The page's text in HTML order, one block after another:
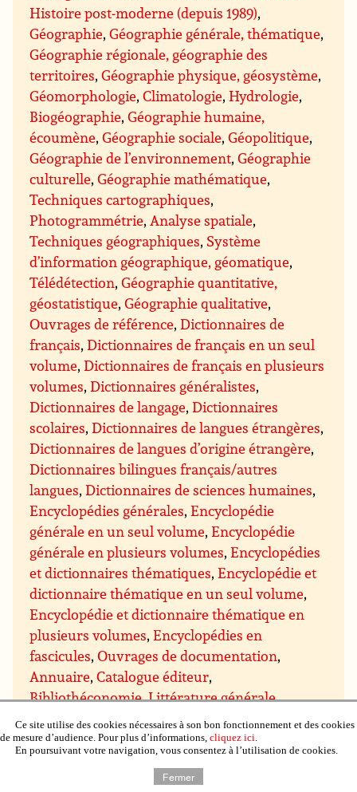
Histoire post-moderne (depuis 1989),
Géographie,Géographie générale, thématique,
Géographie régionale, géographie des
territoires,Géographie physique, géosystème,
Géomorphologie,Climatologie,Hydrologie,
Biogéographie,Géographie humaine,
écoumène,Géographie sociale,Géopolitique,
Géographie de l’environnement,Géographie
culturelle,Géographie mathématique,
Techniques cartographiques,
Photogrammétrie, Analyse spatiale,
Techniques géographiques, Système
d’information géographique, géomatique,
Télédétection,Géographie quantitative,
géostatistique,Géographie qualitative,
Ouvrages de référence,Dictionnaires de
français,Dictionnaires de français en un seul
volume,Dictionnaires de français en plusieurs
volumes,Dictionnaires généralistes,
Dictionnaires de langage,Dictionnaires
scolaires,Dictionnaires de langues étrangères,
Dictionnaires de langues d’origine étrangère,
Dictionnaires bilingues français/autres
langues,Dictionnaires de sciences humaines,
Encyclopédies générales,Encyclopédie
générale en un seul volume,Encyclopédie
générale en plusieurs volumes,Encyclopédies
et dictionnaires thématiques,Encyclopédie et
dictionnaire thématique en un seul volume,
Encyclopédie et dictionnaire thématique en
plusieurs volumes,Encyclopédies en
fascicules,Ouvrages de documentation,
Annuaire,Catalogue éditeur,
Bibliothéconomie,Littérature générale,
Œuvres classiques
Antiquité Moyen-Âge
Moderne (avant 1799),XXe siècle avant 1945
Romans ,Romans francophones,Romans
Romans et nouvelles de genre
Ce site utilise des cookies nécessaires à son bon fonctionnement et des cookies
de mesure d’audience. Pour plus d’informations, cliquez ici.
En poursuivant votre navigation, vous consentez à l’utilisation de cookies.
Fermer